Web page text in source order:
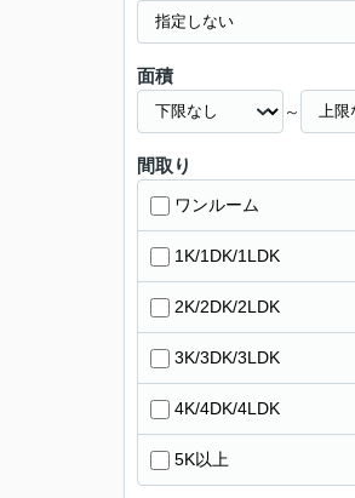
面積
～
間取り
ワンルーム
1K/1DK/1LDK
2K/2DK/2LDK
3K/3DK/3LDK
4K/4DK/4LDK
5K以上